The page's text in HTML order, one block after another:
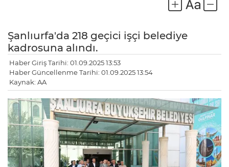
Şanlıurfa'da 218 geçici işçi belediye
kadrosuna alındı.
Haber Giriş Tarihi: 01.09.2025 13:53
Haber Güncellenme Tarihi: 01.09.2025 13:54
Kaynak: AA